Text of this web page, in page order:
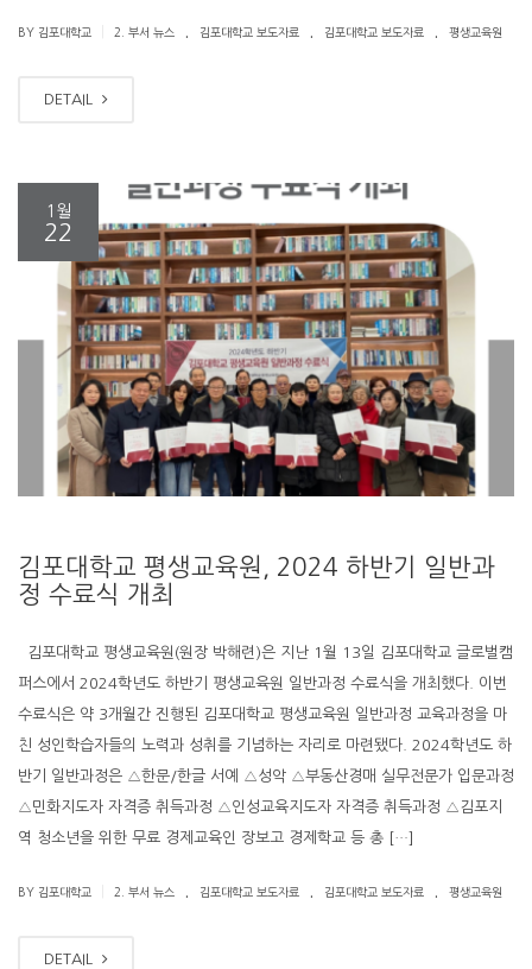
BY 김포대학교 2. 부서 뉴스 김포대학교 보도자료 김포대학교 보도자료 평생교육원
DETAIL
1월
22
김포대학교 평생교육원, 2024 하반기 일반과
정 수료식 개최
김포대학교 평생교육원(원장 박해련)은 지난 1월 13일 김포대학교 글로벌캠
퍼스에서 2024학년도 하반기 평생교육원 일반과정 수료식을 개최했다. 이번
수료식은 약 3개월간 진행된 김포대학교 평생교육원 일반과정 교육과정을 마
친 성인학습자들의 노력과 성취를 기념하는 자리로 마련됐다. 2024학년도 하
반기 일반과정은 △한문/한글 서예 △성악 △부동산경매 실무전문가 입문과정
△민화지도자 자격증 취득과정 △인성교육지도자 자격증 취득과정 △김포지
역 청소년을 위한 무료 경제교육인 장보고 경제학교 등 총 […]
BY 김포대학교 2. 부서 뉴스 김포대학교 보도자료 김포대학교 보도자료 평생교육원
DETAIL